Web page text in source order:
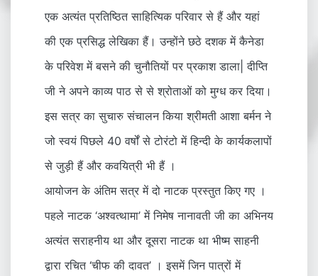
एक अत्यंत प्रतिष्ठित साहित्यिक परिवार से हैं और यहां
की एक प्रसिद्ध लेखिका हैं। उन्होंने छठे दशक में कैनेडा
के परिवेश में बसने की चुनौतियों पर प्रकाश डाला| दीप्ति
जी ने अपने काव्य पाठ से से श्रोताओं को मुग्ध कर दिया।
इस सत्र का सुचारु संचालन किया श्रीमती आशा बर्मन ने
जो स्वयं पिछले 40 वर्षों से टोरंटो में हिन्दी के कार्यकलापों
से जुड़ी हैं और कवयित्री भी हैं ।
आयोजन के अंतिम सत्र में दो नाटक प्रस्तुत किए गए ।
पहले नाटक ‘अश्वत्थामा’ में निमेष नानावती जी का अभिनय
अत्यंत सराहनीय था और दूसरा नाटक था भीष्म साहनी
द्वारा रचित ‘चीफ की दावत’ । इसमें जिन पात्रों में